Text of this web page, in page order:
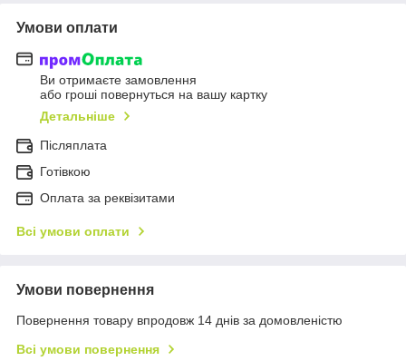
Умови оплати
Ви отримаєте замовлення
або гроші повернуться на вашу картку
Детальніше
Післяплата
Готівкою
Оплата за реквізитами
Всі умови оплати
Умови повернення
Повернення товару впродовж 14 днів за домовленістю
Всі умови повернення